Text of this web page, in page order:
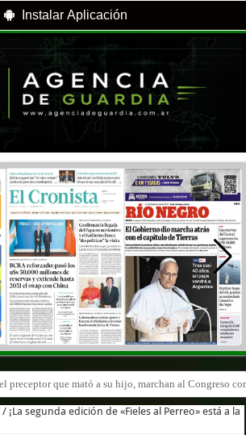
Instalar Aplicación
preceptor que mató a su hijo, marchan al Congreso
/ ¡La segunda edición de «Fieles al Perreo» está a la